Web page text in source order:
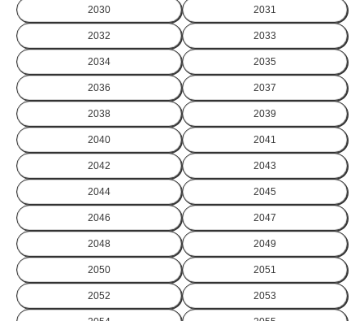
2030 2031
2032 2033
2034 2035
2036 2037
2038 2039
2040 2041
2042 2043
2044 2045
2046 2047
2048 2049
2050 2051
2052 2053